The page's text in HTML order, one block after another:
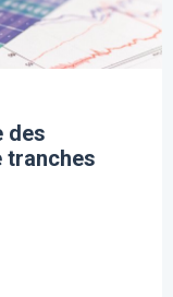
des
tranches